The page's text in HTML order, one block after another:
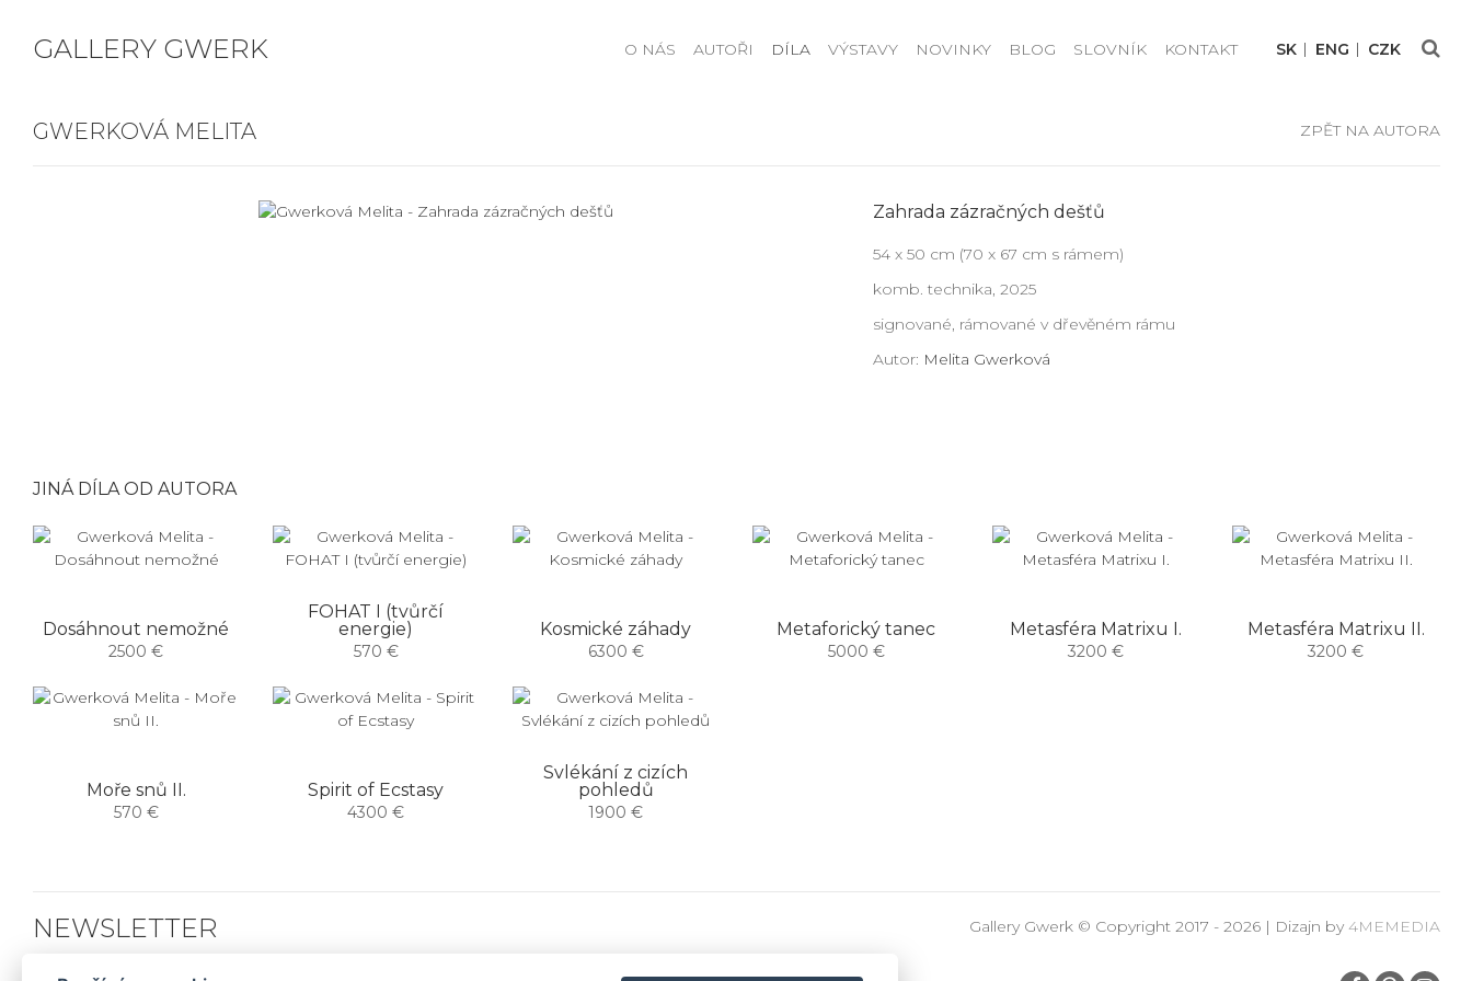
GALLERY GWERK O NÁS AUTOŘI DÍLA VÝSTAVY NOVINKY BLOG SLOVNÍK KONTAKT SK ENG CZK
GWERKOVÁ MELITA ZPĚT NA AUTORA
Zahrada zázračných dešťů
54 x 50 cm (70 x 67 cm s rámem)
komb. technika, 2025
signované, rámované v dřevěném rámu
Autor: Melita Gwerková
JINÁ DÍLA OD AUTORA
Dosáhnout nemožné
2500 €
FOHAT I (tvůrčí
energie)
570 €
Kosmické záhady
6300 €
Metaforický tanec
5000 €
Metasféra Matrixu I.
3200 €
Metasféra Matrixu II.
3200 €
Moře snů II.
570 €
Spirit of Ecstasy
4300 €
Svlékání z cizích
pohledů
1900 €
NEWSLETTER Gallery Gwerk © Copyright 2017 - 2026 | Dizajn by 4MEMEDIA